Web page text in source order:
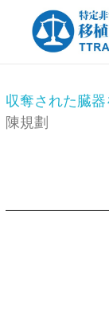
特定非営利活動法人・移植ツーリズムを考える会
規
収奪された臓
陳規劃